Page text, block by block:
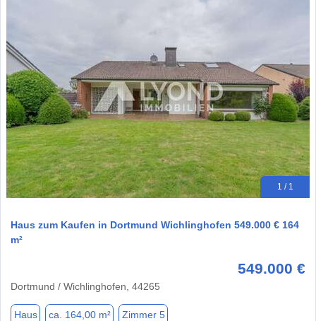
1 / 1
Haus zum Kaufen in Dortmund Wichlinghofen 549.000 € 164
m²
549.000 €
Dortmund / Wichlinghofen, 44265
Haus ca. 164,00 m² Zimmer 5